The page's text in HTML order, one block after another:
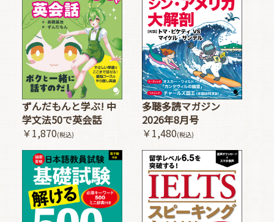
ずんだもんと学ぶ! 中
学文法50で英会話
￥1,870(税込)
多聴多読マガジン
2026年8月号
￥1,480(税込)